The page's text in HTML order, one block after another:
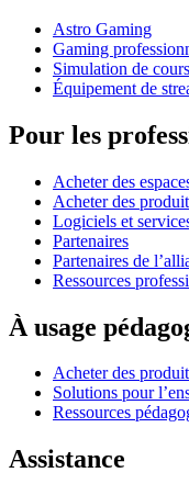
Astro Gaming
Gaming
Simulation de
Équipement de
Pour les
Acheter des
Acheter des
Logiciels et
Partenaires
Partenaires de
Ressources
À usage
Acheter des
Solutions pour
Ressources
Assistance